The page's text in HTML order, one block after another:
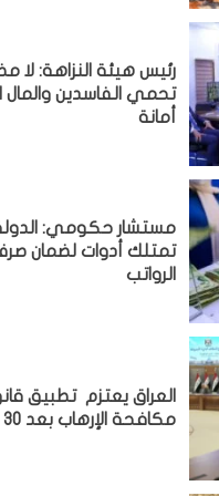
رئيس هيئة النزاهة: لا
تحمي الفاسدين والمال
أمانة
مستشار حكومي:
تمتلك أدوات لضمان
الرواتب
العراق يعتزم تطبيق
مكافحة الإرهاب بعد 30 أيلول